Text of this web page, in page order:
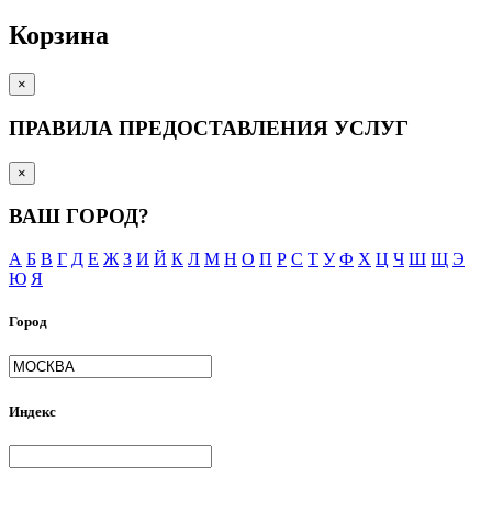
Корзина
×
ПРАВИЛА ПРЕДОСТАВЛЕНИЯ УСЛУГ
×
ВАШ ГОРОД?
А Б В Г Д Е Ж З И Й К Л М Н О П Р С Т У Ф Х Ц Ч Ш Щ Э
Ю Я
Город
Индекс